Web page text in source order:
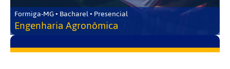
Formiga-MG • Bacharel • Presencial
Engenharia Agronômica